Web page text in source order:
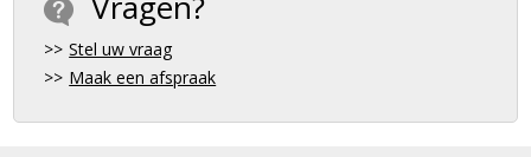
Stel uw vraag
Maak een afspraak